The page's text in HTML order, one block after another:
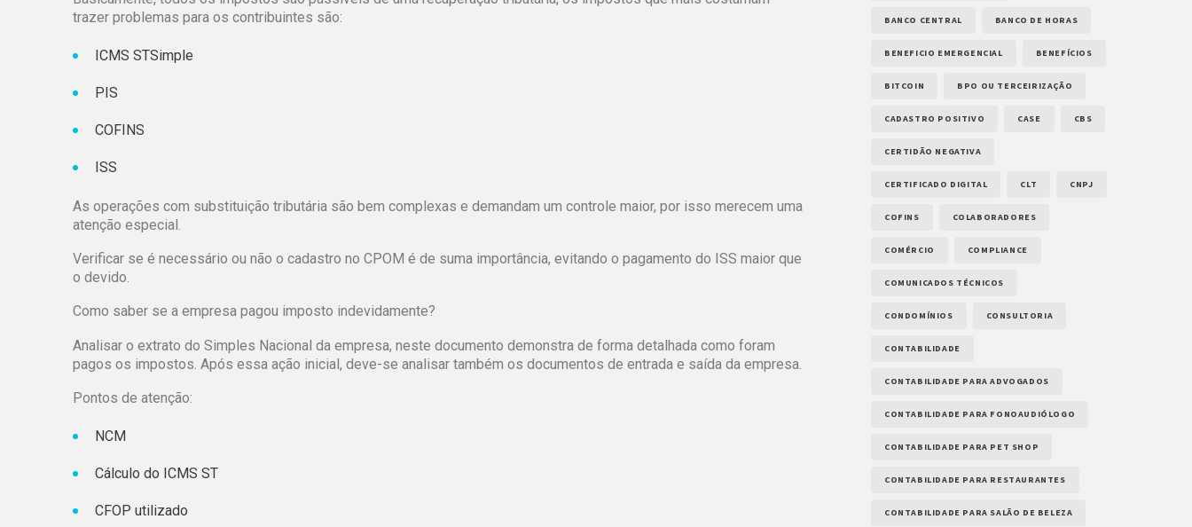
trazer problemas para os contribuintes são:
ICMS STSimple
PIS
COFINS
ISS
As operações com substituição tributária são bem complexas e demandam um controle maior, por isso merecem uma
atenção especial.
Verificar se é necessário ou não o cadastro no CPOM é de suma importância, evitando o pagamento do ISS maior que
o devido.
Como saber se a empresa pagou imposto indevidamente?
Analisar o extrato do Simples Nacional da empresa, neste documento demonstra de forma detalhada como foram
pagos os impostos. Após essa ação inicial, deve-se analisar também os documentos de entrada e saída da empresa.
Pontos de atenção:
NCM
Cálculo do ICMS ST
CFOP utilizado
BANCO CENTRAL BANCO DE HORAS
BENEFICIO EMERGENCIAL BENEFÍCIOS
BITCOIN BPO OU TERCEIRIZAÇÃO
CADASTRO POSITIVO CASE CBS
CERTIDÃO NEGATIVA
CERTIFICADO DIGITAL CLT CNPJ
COFINS COLABORADORES
COMÉRCIO COMPLIANCE
COMUNICADOS TÉCNICOS
CONDOMÍNIOS CONSULTORIA
CONTABILIDADE
CONTABILIDADE PARA ADVOGADOS
CONTABILIDADE PARA FONOAUDIÓLOGO
CONTABILIDADE PARA PET SHOP
CONTABILIDADE PARA RESTAURANTES
CONTABILIDADE PARA SALÃO DE BELEZA